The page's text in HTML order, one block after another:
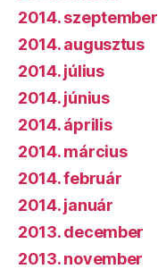
2014. szeptember
2014. augusztus
2014. július
2014. június
2014. április
2014. március
2014. február
2014. január
2013. december
2013. november